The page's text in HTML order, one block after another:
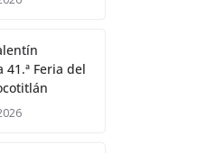
Feria del